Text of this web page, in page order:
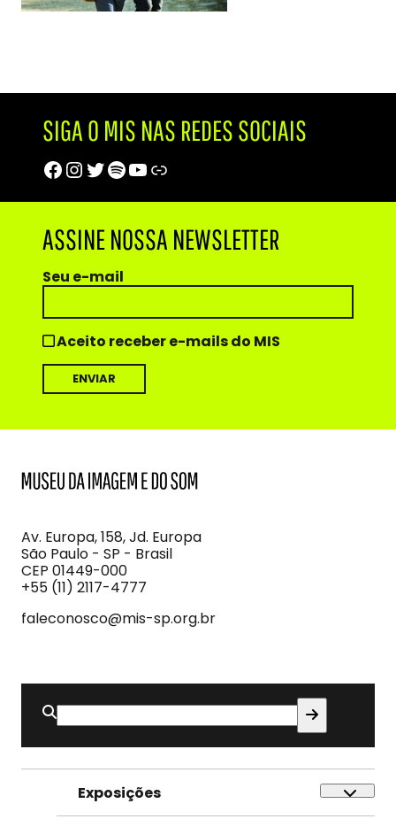
SIGA O MIS NAS REDES SOCIAIS
Facebook
Instagram
Twitter
Spotify
Youtube
Trip Advisor
ASSINE NOSSA NEWSLETTER
Seu e-mail
Aceito receber e-mails do MIS
Imagem
e
do
Som
Av. Europa, 158, Jd. Europa
São Paulo - SP - Brasil
CEP 01449-000
+55 (11) 2117-4777
faleconosco@mis-sp.org.br
Buscar
por:
Exposições